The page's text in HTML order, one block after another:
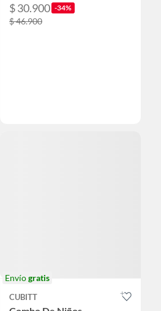
$ 30.900 -34%
$ 46.900
Envíogratis
CUBITT